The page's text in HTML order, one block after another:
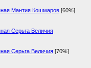
Мантия Кошмаров [60%]
Серьга Величия
Серьга Величия [70%]